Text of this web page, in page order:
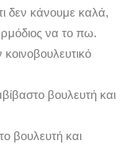
δεν κάνουμε καλά,
να το πω.
βουλευτή και
βουλευτή και